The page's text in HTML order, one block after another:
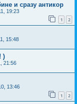
и сразу антикор
19:23
1 2
15:48
)
21:56
13:46
1 2